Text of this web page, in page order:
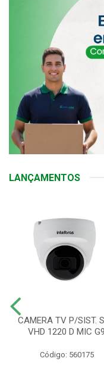
LANÇAMENTOS
CAMERA TV P/SIST.
VHD 1220 D MIC G9
Código: 560175